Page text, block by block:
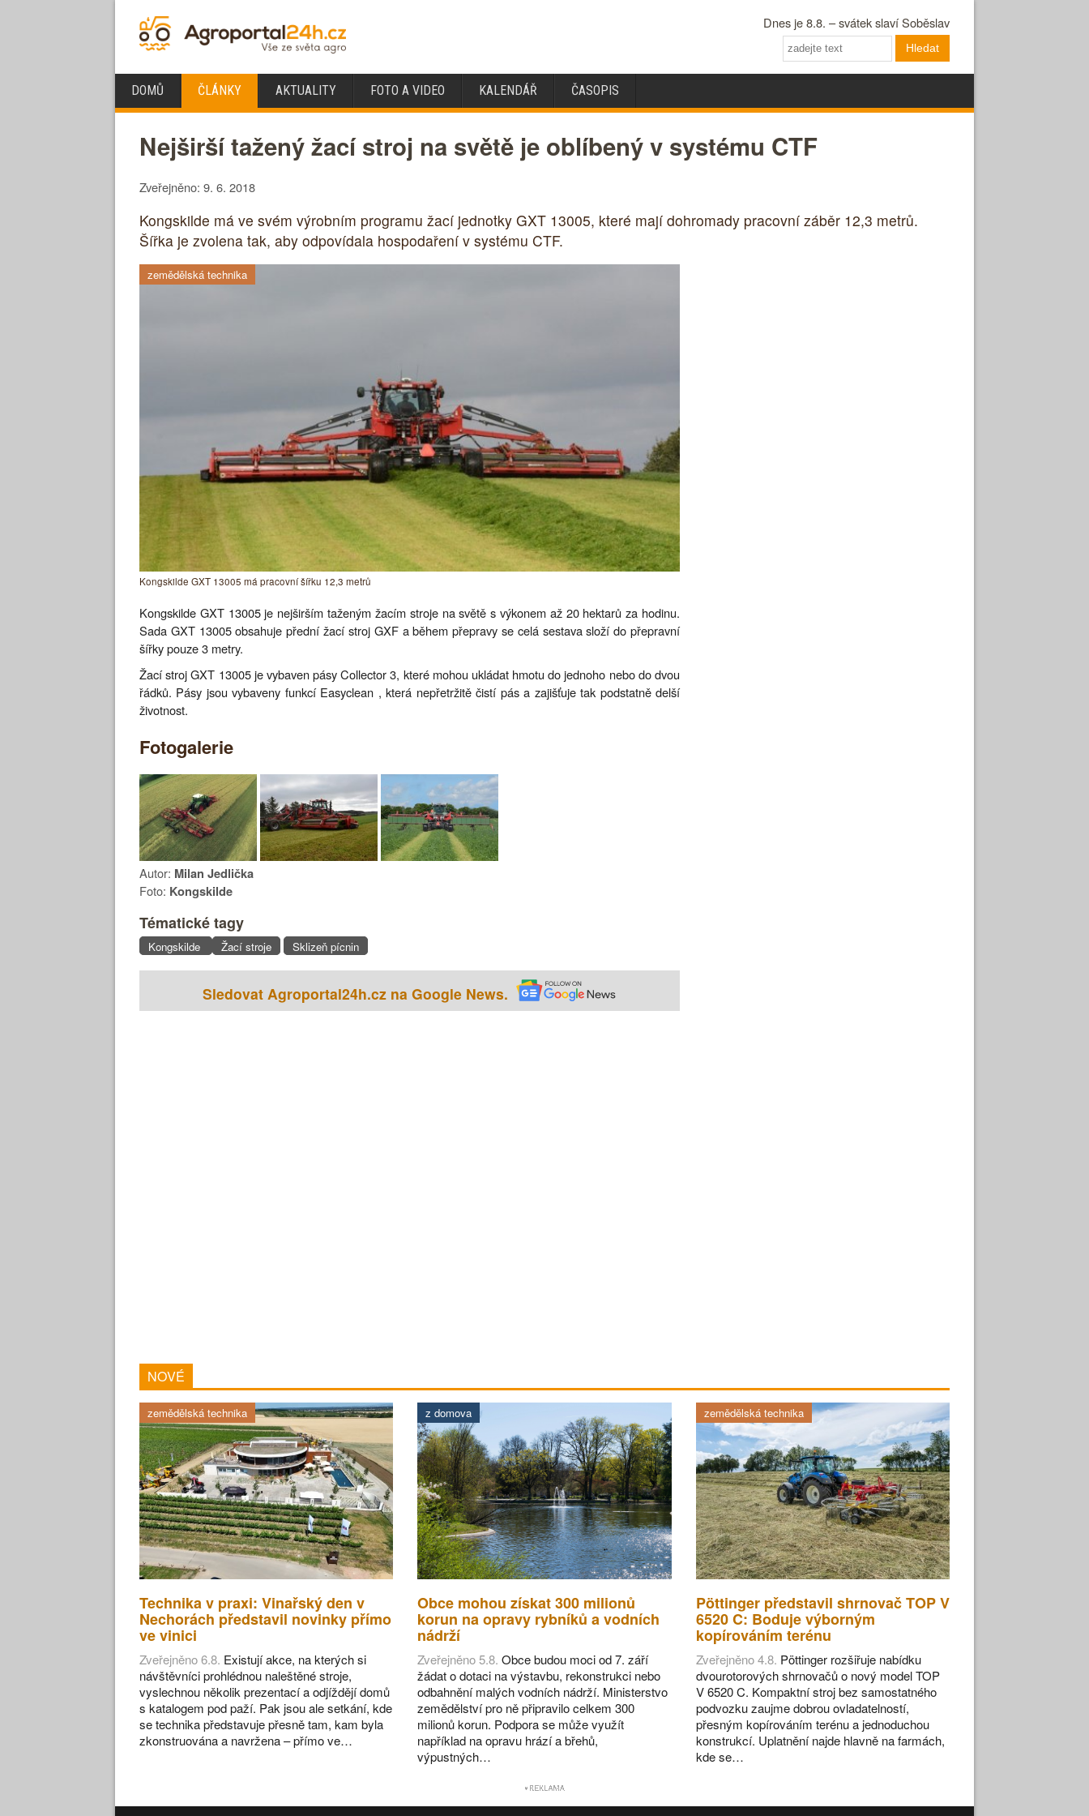
Dnes je 8.8. – svátek slaví Soběslav
Hledat
DOMŮ ČLÁNKY AKTUALITY FOTO A VIDEO KALENDÁŘ ČASOPIS
Nejširší tažený žací stroj na světě je oblíbený v systému CTF
Zveřejněno: 9. 6. 2018
Kongskilde má ve svém výrobním programu žací jednotky GXT 13005, které mají dohromady pracovní záběr 12,3 metrů.
Šířka je zvolena tak, aby odpovídala hospodaření v systému CTF.
zemědělská technika
Kongskilde GXT 13005 má pracovní šířku 12,3 metrů
Kongskilde GXT 13005 je nejširším taženým žacím stroje na světě s výkonem až 20 hektarů za hodinu.
Sada GXT 13005 obsahuje přední žací stroj GXF a během přepravy se celá sestava složí do přepravní
šířky pouze 3 metry.
Žací stroj GXT 13005 je vybaven pásy Collector 3, které mohou ukládat hmotu do jednoho nebo do dvou
řádků. Pásy jsou vybaveny funkcí Easyclean , která nepřetržitě čistí pás a zajišťuje tak podstatně delší
životnost.
Fotogalerie
Autor: Milan Jedlička
Foto: Kongskilde
Tématické tagy
Kongskilde Žací stroje Sklizeň pícnin
Sledovat Agroportal24h.cz na Google News.
NOVÉ
zemědělská technika
Technika v praxi: Vinařský den v
Nechorách představil novinky přímo
ve vinici
Zveřejněno 6.8. Existují akce, na kterých si
návštěvníci prohlédnou naleštěné stroje,
vyslechnou několik prezentací a odjíždějí domů
s katalogem pod paží. Pak jsou ale setkání, kde
se technika představuje přesně tam, kam byla
zkonstruována a navržena – přímo ve…
z domova
Obce mohou získat 300 milionů
korun na opravy rybníků a vodních
nádrží
Zveřejněno 5.8. Obce budou moci od 7. září
žádat o dotaci na výstavbu, rekonstrukci nebo
odbahnění malých vodních nádrží. Ministerstvo
zemědělství pro ně připravilo celkem 300
milionů korun. Podpora se může využít
například na opravu hrází a břehů,
výpustných…
zemědělská technika
Pöttinger představil shrnovač TOP V
6520 C: Boduje výborným
kopírováním terénu
Zveřejněno 4.8. Pöttinger rozšiřuje nabídku
dvourotorových shrnovačů o nový model TOP
V 6520 C. Kompaktní stroj bez samostatného
podvozku zaujme dobrou ovladatelností,
přesným kopírováním terénu a jednoduchou
konstrukcí. Uplatnění najde hlavně na farmách,
kde se…